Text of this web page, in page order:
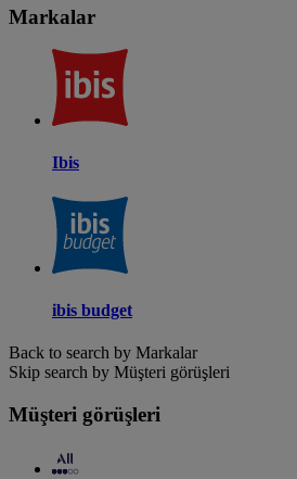
Markalar
Ibis
ibis budget
Back to search by Markalar
Skip search by Müşteri görüşleri
Müşteri görüşleri